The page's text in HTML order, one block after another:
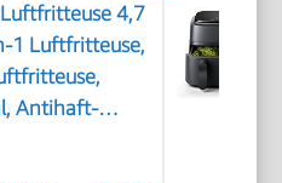
4,7
1 Luftfritteuse,
Antihaft-